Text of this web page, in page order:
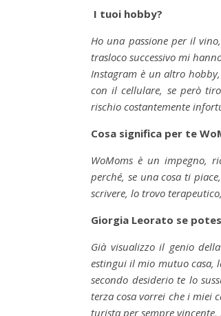
I tuoi hobby?
Ho una passione per il
trasloco successivo mi
Instagram è un altro
con il cellulare, se però
rischio costantemente
Cosa significa per te
WoMoms è un impegno,
perché, se una cosa ti
scrivere, lo trovo
Giorgia Leorato se
Già visualizzo il genio
estingui il mio mutuo casa,
secondo desiderio te lo
terza cosa vorrei che i miei
turista per sempre vincente,